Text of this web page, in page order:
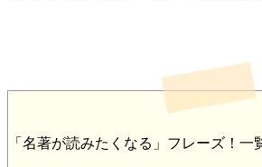
「名著が読みたくなる」フレーズ！一